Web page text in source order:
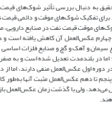
به دنبال بررسی تأثیر شوک‌های قیمت نفت بر
تفکیک شوک‌های موقت و دائمی قیمت
موقت قیمت نفت در صنایع دارویی،
عکس‌العمل آن کاهش یافته است و
سیمان و آهک و گچ و صنایع فلزات
در بلندمدت تعدیل شده است و به
دوره اول عکس‌العمل منفی دارند، اما
تا دهم عکس‌العمل مثبت آنها
ولی با گذشت زمان عکس‌العمل